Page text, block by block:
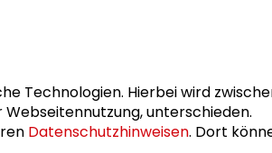
Technologien. Hierbei wird
Webseitennutzung, unterschieden.
Datenschutzhinweisen. Dort